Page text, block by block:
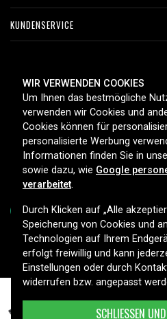
Dell Alienware M17x R4, 10.8V,
KUNDENSERVICE
Copyright © 2026,
WIR VERWENDEN COOKIES
Um Ihnen das bestmögliche
verwenden wir Cookies und
Cookies können für
personalisierte Werbung
Informationen finden Sie in
sowie dazu, wie Google
verarbeitet.
Durch Klicken auf „Alle
Speicherung von Cookies und
Technologien auf Ihrem
erfolgt freiwillig und kann
Einstellungen oder durch
widerrufen bzw. angepasst
SCHLIESSEN